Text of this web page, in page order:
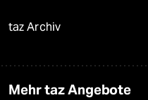
taz Archiv
Mehr taz Angebote